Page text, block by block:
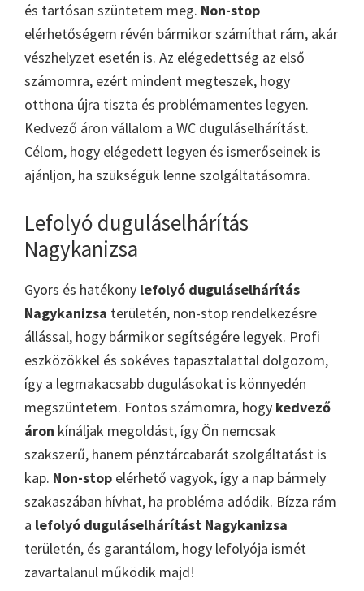
és tartósan szüntetem meg. Non-stop
elérhetőségem révén bármikor számíthat rám, akár
vészhelyzet esetén is. Az elégedettség az első
számomra, ezért mindent megteszek, hogy
otthona újra tiszta és problémamentes legyen.
Kedvező áron vállalom a WC duguláselhárítást.
Célom, hogy elégedett legyen és ismerőseinek is
ajánljon, ha szükségük lenne szolgáltatásomra.
Lefolyó duguláselhárítás
Nagykanizsa
Gyors és hatékony lefolyó duguláselhárítás
Nagykanizsa területén, non-stop rendelkezésre
állással, hogy bármikor segítségére legyek. Profi
eszközökkel és sokéves tapasztalattal dolgozom,
így a legmakacsabb dugulásokat is könnyedén
megszüntetem. Fontos számomra, hogy kedvező
áron kínáljak megoldást, így Ön nemcsak
szakszerű, hanem pénztárcabarát szolgáltatást is
kap. Non-stop elérhető vagyok, így a nap bármely
szakaszában hívhat, ha probléma adódik. Bízza rám
a lefolyó duguláselhárítást Nagykanizsa
területén, és garantálom, hogy lefolyója ismét
zavartalanul működik majd!